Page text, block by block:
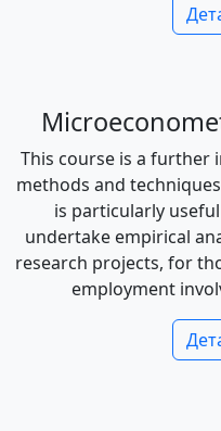
This course is a further
methods and
is particularly
undertake empirical
research projects, for
employment